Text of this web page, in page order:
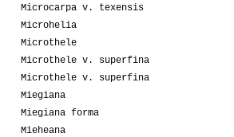
Microcarpa v. texensis
Microhelia
Microthele
Microthele v. superfina
Microthele v. superfina
Miegiana
Miegiana forma
Mieheana